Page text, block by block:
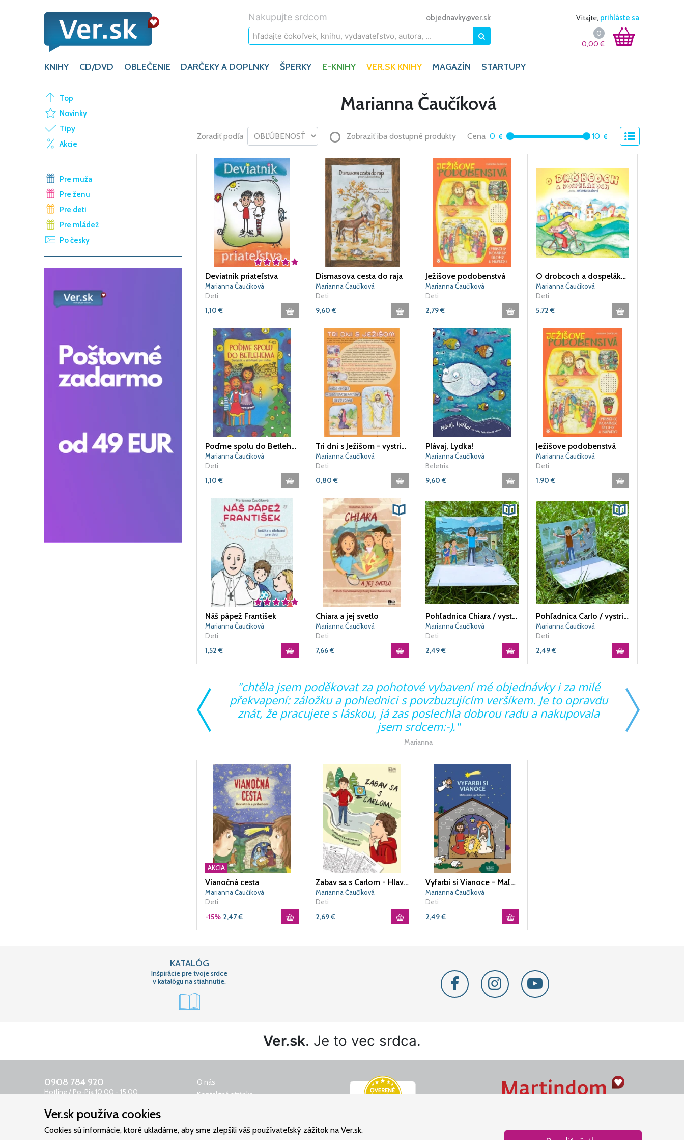
Nakupujte srdcom objednavky@ver.sk Vitajte, prihláste sa
0
0,00€
KNIHY CD/DVD OBLEČENIE DARČEKY A DOPLNKY ŠPERKY E-KNIHY VER.SK KNIHY MAGAZÍN STARTUPY
Top
Novinky
Tipy
Akcie
Pre muža
Pre ženu
Pre deti
Pre mládež
Po česky
Marianna Čaučíková
Zoradiť podľa Zobraziť iba dostupné produkty Cena 0 10
Deviatnik priateľstva
Marianna Čaučíková
Deti
1,10 €
Dismasova cesta do raja
Marianna Čaučíková
Deti
9,60 €
Ježišove podobenstvá
Marianna Čaučíková
Deti
2,79€
O drobcoch a dospelákoch
Marianna Čaučíková
Deti
5,72 €
Poďme spolu do Betlehema
Marianna Čaučíková
Deti
1,10 €
Tri dni s Ježišom - vystrihovačka
Marianna Čaučíková
Deti
0,80 €
Plávaj, Lydka!
Marianna Čaučíková
Beletria
9,60 €
Ježišove podobenstvá
Marianna Čaučíková
Deti
1,90 €
Náš pápež František
Marianna Čaučíková
Deti
1,52 €
Chiara a jej svetlo
Marianna Čaučíková
Deti
7,66€
Pohľadnica Chiara / vystrihovačka
Marianna Čaučíková
Deti
2,49€
Pohľadnica Carlo / vystrihovačka
Marianna Čaučíková
Deti
2,49€
"chtěla jsem poděkovat za pohotové vybavení mé objednávky i za milé
překvapení: záložku a pohlednici s povzbuzujícím veršíkem. Je to opravdu
znát, že pracujete s láskou, já zas poslechla dobrou radu a nakupovala
jsem srdcem:-)."
Marianna
ponuke.
AKCIA
Vianočná cesta
Marianna Čaučíková
Deti
-15% 2,47€
Zabav sa s Carlom - Hlavolamy a maľovanky
Marianna Čaučíková
Deti
2,69€
Vyfarbi si Vianoce - Maľovanka s príbehom
Marianna Čaučíková
Deti
2,49€
KATALÓG
Inšpirácie pre tvoje srdce
v katalógu na stiahnutie.
Ver.sk. Je to vec srdca.
0908 784 920
Hotline / Po-Pia 10:00 - 15:00
Odkazovač 24 h
objednavky@ver.sk
O nás
Kontaktná stránka
Ochrana osobných údajov
ktoré pomáha nájsť vzťah s Bohom.
Ver.sk používa cookies
Cookies sú informácie, ktoré ukladáme, aby sme zlepšili váš používateľský zážitok na Ver.sk.